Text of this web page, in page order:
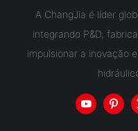
A ChangJia é líder
integrando P&D,
impulsionar a inovação